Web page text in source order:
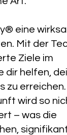
eine
Mit der
Ziele im
dir helfen,
zu
wird so
– was die